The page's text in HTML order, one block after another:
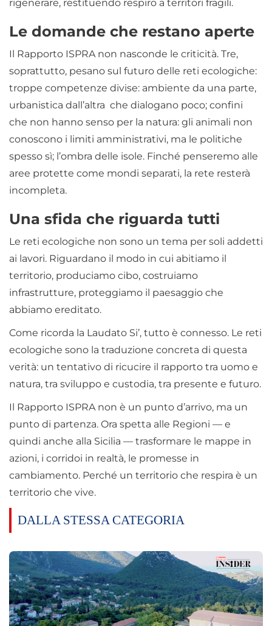
rigenerare, restituendo respiro a territori fragili.
Le domande che restano aperte
Il Rapporto ISPRA non nasconde le criticità. Tre,
soprattutto, pesano sul futuro delle reti ecologiche:
troppe competenze divise: ambiente da una parte,
urbanistica dall’altra che dialogano poco; confini
che non hanno senso per la natura: gli animali non
conoscono i limiti amministrativi, ma le politiche
spesso sì; l’ombra delle isole. Finché penseremo alle
aree protette come mondi separati, la rete resterà
incompleta.
Una sfida che riguarda tutti
Le reti ecologiche non sono un tema per soli addetti
ai lavori. Riguardano il modo in cui abitiamo il
territorio, produciamo cibo, costruiamo
infrastrutture, proteggiamo il paesaggio che
abbiamo ereditato.
Come ricorda la Laudato Si’, tutto è connesso. Le reti
ecologiche sono la traduzione concreta di questa
verità: un tentativo di ricucire il rapporto tra uomo e
natura, tra sviluppo e custodia, tra presente e futuro.
Il Rapporto ISPRA non è un punto d’arrivo, ma un
punto di partenza. Ora spetta alle Regioni — e
quindi anche alla Sicilia — trasformare le mappe in
azioni, i corridoi in realtà, le promesse in
cambiamento. Perché un territorio che respira è un
territorio che vive.
DALLA STESSA CATEGORIA